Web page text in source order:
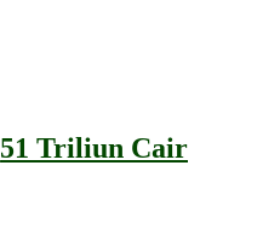
Triliun Cair